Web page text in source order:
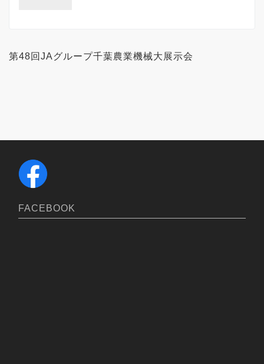
第48回JAグループ千葉農業機械大展示会
FACEBOOK